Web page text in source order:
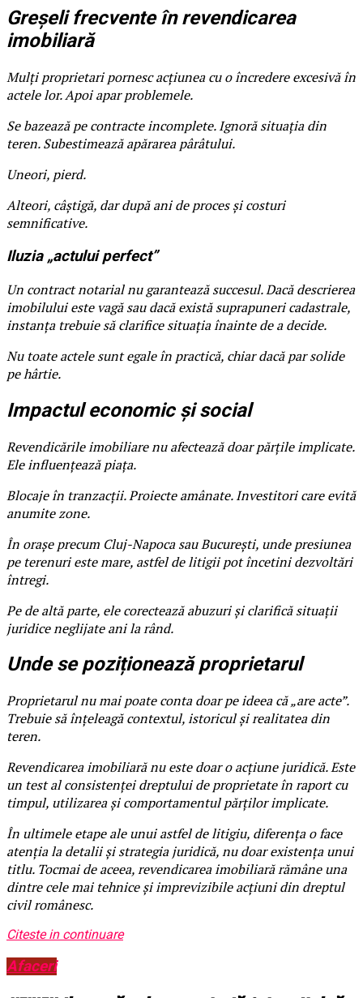
Greșeli frecvente în revendicarea
imobiliară
Mulți proprietari pornesc acțiunea cu o încredere excesivă în
actele lor. Apoi apar problemele.
Se bazează pe contracte incomplete. Ignoră situația din
teren. Subestimează apărarea pârâtului.
Uneori, pierd.
Alteori, câștigă, dar după ani de proces și costuri
semnificative.
Iluzia „actului perfect”
Un contract notarial nu garantează succesul. Dacă descrierea
imobilului este vagă sau dacă există suprapuneri cadastrale,
instanța trebuie să clarifice situația înainte de a decide.
Nu toate actele sunt egale în practică, chiar dacă par solide
pe hârtie.
Impactul economic și social
Revendicările imobiliare nu afectează doar părțile implicate.
Ele influențează piața.
Blocaje în tranzacții. Proiecte amânate. Investitori care evită
anumite zone.
În orașe precum Cluj-Napoca sau București, unde presiunea
pe terenuri este mare, astfel de litigii pot încetini dezvoltări
întregi.
Pe de altă parte, ele corectează abuzuri și clarifică situații
juridice neglijate ani la rând.
Unde se poziționează proprietarul
Proprietarul nu mai poate conta doar pe ideea că „are acte”.
Trebuie să înțeleagă contextul, istoricul și realitatea din
teren.
Revendicarea imobiliară nu este doar o acțiune juridică. Este
un test al consistenței dreptului de proprietate în raport cu
timpul, utilizarea și comportamentul părților implicate.
În ultimele etape ale unui astfel de litigiu, diferența o face
atenția la detalii și strategia juridică, nu doar existența unui
titlu. Tocmai de aceea, revendicarea imobiliară rămâne una
dintre cele mai tehnice și imprevizibile acțiuni din dreptul
civil românesc.
Citeste in continuare
Afaceri